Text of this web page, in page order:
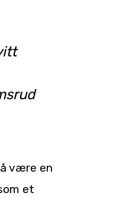
være en
et